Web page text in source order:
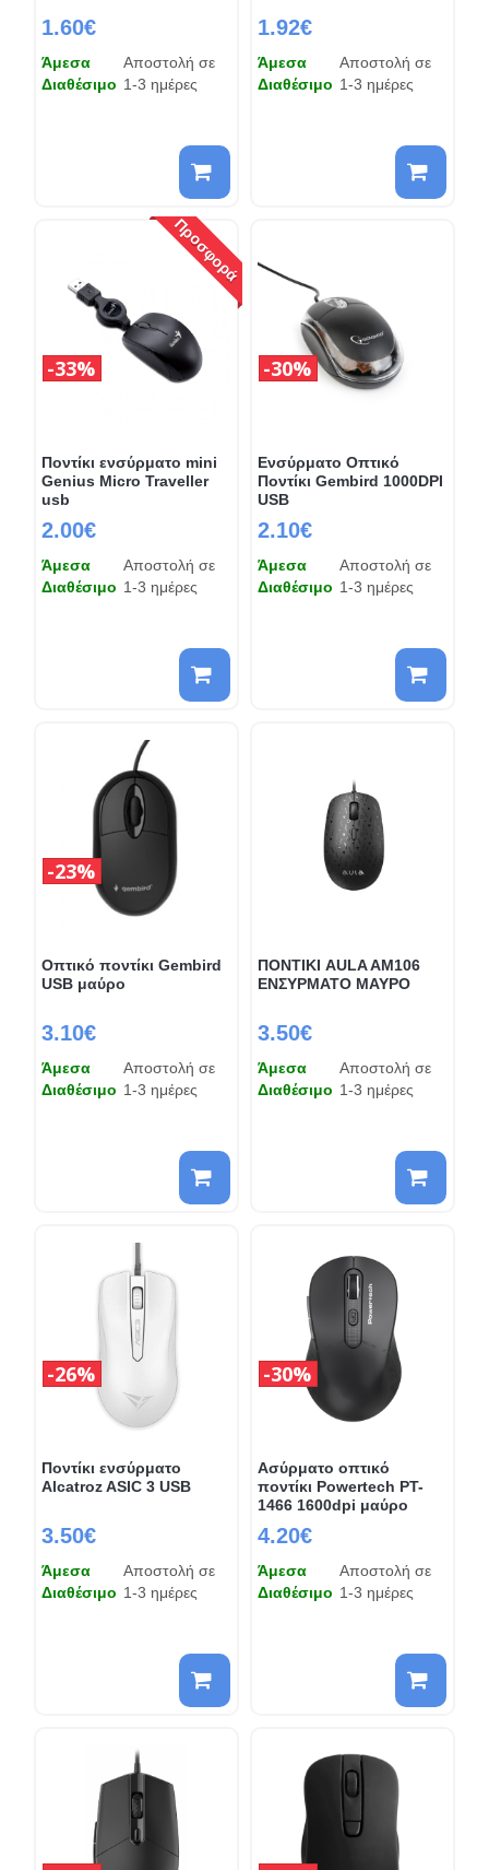
1.60€
Άμεσα
Διαθέσιμο
Αποστολή σε
1-3 ημέρες
1.92€
Άμεσα
Διαθέσιμο
Αποστολή σε
1-3 ημέρες
Προσφορά
Ποντίκι ενσύρματο mini
Genius Micro Traveller
usb
2.00€
33%
Άμεσα
Διαθέσιμο
Αποστολή σε
1-3 ημέρες
Ενσύρματο Οπτικό
Ποντίκι Gembird 1000DPI
USB
2.10€
30%
Άμεσα
Διαθέσιμο
Αποστολή σε
1-3 ημέρες
Οπτικό ποντίκι Gembird
USB μαύρο
3.10€
23%
Άμεσα
Διαθέσιμο
Αποστολή σε
1-3 ημέρες
ΠΟΝΤΙΚΙ AULA AM106
ΕΝΣΥΡΜΑΤΟ ΜΑΥΡΟ
3.50€
Άμεσα
Διαθέσιμο
Αποστολή σε
1-3 ημέρες
Ποντίκι ενσύρματο
Alcatroz ASIC 3 USB
3.50€
26%
Άμεσα
Διαθέσιμο
Αποστολή σε
1-3 ημέρες
Ασύρματο οπτικό
ποντίκι Powertech PT-
1466 1600dpi μαύρο
4.20€
30%
Άμεσα
Διαθέσιμο
Αποστολή σε
1-3 ημέρες